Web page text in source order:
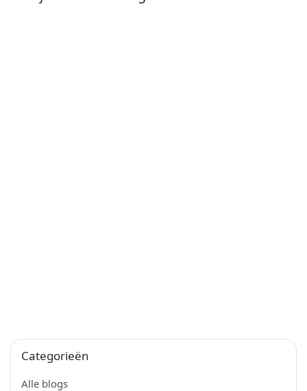
Categorieën
Alle blogs